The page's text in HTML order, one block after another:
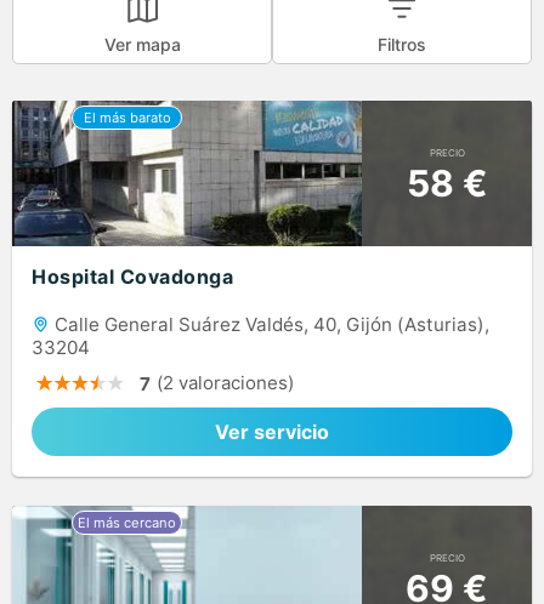
Ver mapa Filtros
PRECIO
58 €
Hospital Covadonga
Calle General Suárez Valdés, 40, Gijón (Asturias),
33204
7 (2 valoraciones)
Ver servicio
PRECIO
69 €